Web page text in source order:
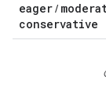
eager/
conservative